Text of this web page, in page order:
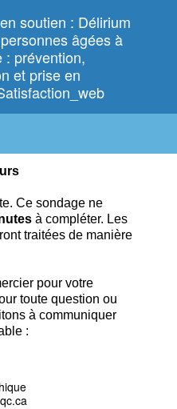
soutien : Délirium
âgées à
: prévention,
et prise en
Ce sondage ne
à compléter. Les
traitées de manière
pour votre
toute question ou
à communiquer
: